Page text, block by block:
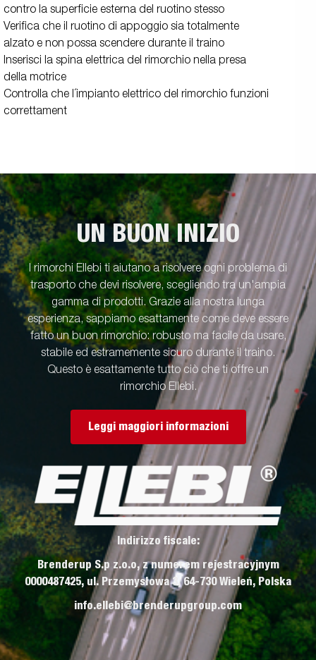
contro la superficie esterna del ruotino stesso
Verifica che il ruotino di appoggio sia totalmente
alzato e non possa scendere durante il traino
Inserisci la spina elettrica del rimorchio nella presa
della motrice
Controlla che l´impianto elettrico del rimorchio funzioni
correttament
UN BUON INIZIO
I rimorchi Ellebi ti aiutano a risolvere ogni problema di
trasporto che devi risolvere, scegliendo tra un'ampia
gamma di prodotti. Grazie alla nostra lunga
esperienza, sappiamo esattamente come deve essere
fatto un buon rimorchio: robusto ma facile da usare,
stabile ed estramemente sicuro durante il traino.
Questo è esattamente tutto ciò che ti offre un
rimorchio Ellebi.
Leggi maggiori informazioni
Indirizzo fiscale:
Brenderup S.p z.o.o, z numerem rejestracyjnym
0000487425, ul. Przemysłowa 3, 64-730 Wieleń, Polska
info.ellebi@brenderupgroup.com